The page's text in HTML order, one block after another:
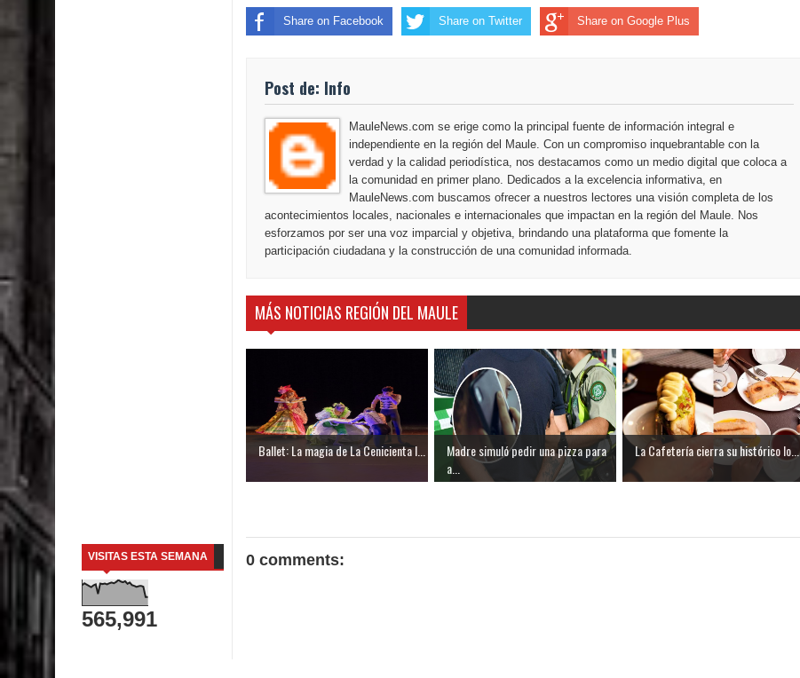
VISITAS ESTA SEMANA
565,991
Share on Facebook Share on Twitter Share on Google Plus
Post de: Info
MauleNews.com se erige como la principal fuente de información integral e
independiente en la región del Maule. Con un compromiso inquebrantable con la
verdad y la calidad periodística, nos destacamos como un medio digital que coloca a
la comunidad en primer plano. Dedicados a la excelencia informativa, en
MauleNews.com buscamos ofrecer a nuestros lectores una visión completa de los
acontecimientos locales, nacionales e internacionales que impactan en la región del Maule. Nos
esforzamos por ser una voz imparcial y objetiva, brindando una plataforma que fomente la
participación ciudadana y la construcción de una comunidad informada.
MÁS NOTICIAS REGIÓN DEL MAULE
Ballet: La magia de La Cenicienta l...
Madre simuló pedir una pizza para
a...
La Cafetería cierra su histórico lo...
0 comments: